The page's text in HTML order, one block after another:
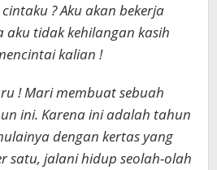
? Aku akan bekerja
aku tidak kehilangan kasih
kalian !
! Mari membuat sebuah
ini. Karena ini adalah tahun
dengan kertas yang
satu, jalani hidup seolah-olah